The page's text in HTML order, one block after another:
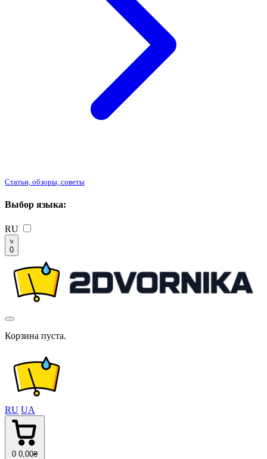
Статьи, обзоры, советы
Выбор языка:
RU
0
Корзина пуста.
RU UA
0 0 ,00₴